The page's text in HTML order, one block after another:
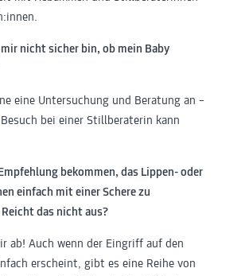
nicht sicher bin, ob mein Baby
eine Untersuchung und Beratung an –
bei einer Stillberaterin kann
bekommen, das Lippen- oder
einfach mit einer Schere zu
das nicht aus?
ab! Auch wenn der Eingriff auf den
erscheint, gibt es eine Reihe von